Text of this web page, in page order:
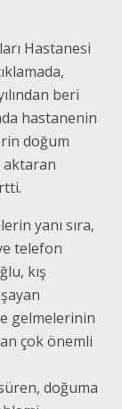
Hastanesi
beri
hastanenin
doğum
aktaran
yanı sıra,
telefon
kış
gelmelerinin
çok önemli
doğuma